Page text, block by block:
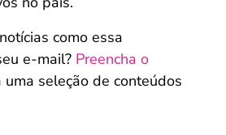
como essa
e-mail? Preencha o
uma seleção de conteúdos